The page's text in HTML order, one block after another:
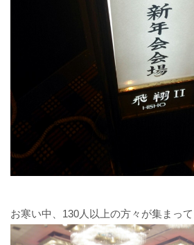
お寒い中、130人以上の方々が集まっ